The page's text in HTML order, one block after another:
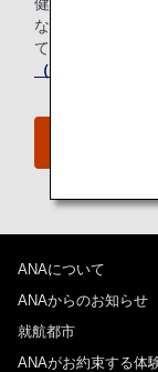
なお客様のため
ております。ご
（スペシャルミ
ANAについて
ANAからのお知らせ
就航都市
ANAがお約束する体